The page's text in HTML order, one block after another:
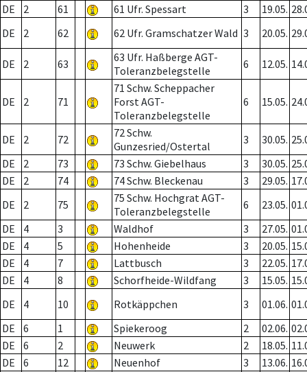
DE 2 61 61 Ufr. Spessart 3 19.05.
DE
2 62 62 Ufr. Gramschatzer Wald 3 20.05.
DE 2 63
63 Ufr. Haßberge AGT-
Toleranzbelegstelle
6 12.05.
DE 2 71
71 Schw. Scheppacher
Forst AGT-
Toleranzbelegstelle
6 15.05.
DE 2 72
72 Schw.
Gunzesried/Ostertal
3 30.05.
DE
2 73 73 Schw. Giebelhaus 3 30.05.
DE
2 74 74 Schw. Bleckenau 3 29.05.
DE
2 75
75 Schw. Hochgrat AGT-
Toleranzbelegstelle
6 23.05.
DE
4 3 Waldhof 3 27.05.
DE
4 5 Hohenheide 3 20.05.
DE
4 7 Lattbusch 3 22.05.
DE
4 8 Schorfheide-Wildfang 3 15.05.
DE
4 10 Rotkäppchen 3 01.06.
DE
6 1 Spiekeroog 2 02.06.
DE
6 2 Neuwerk 2 18.05.
DE
6 12 Neuenhof 3 13.06.